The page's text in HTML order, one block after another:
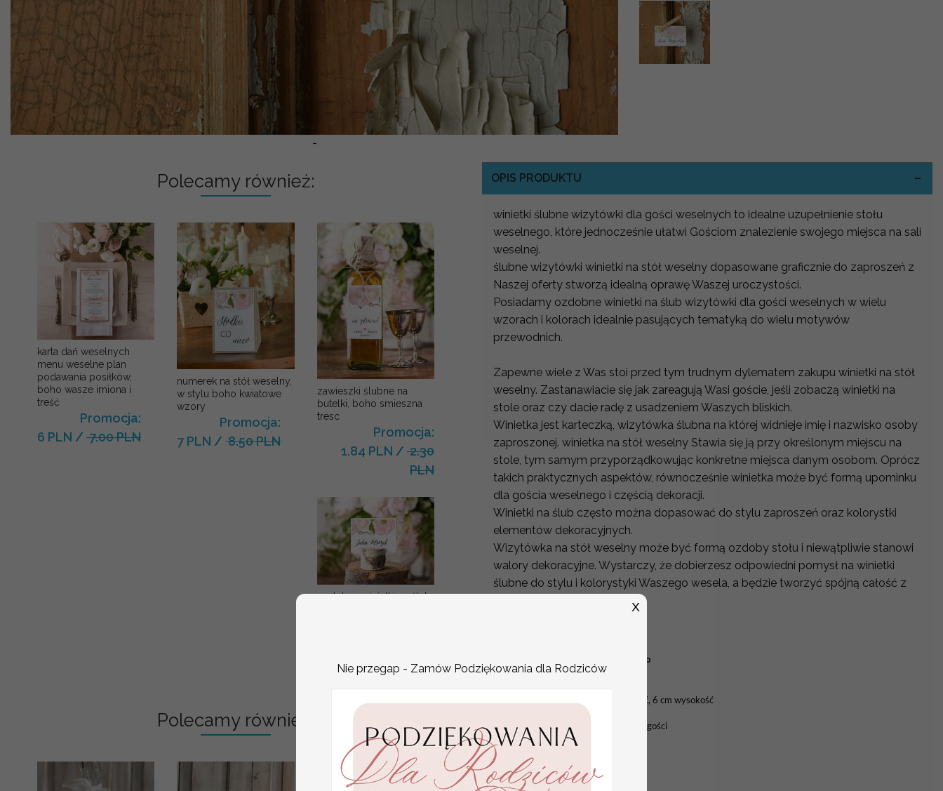
-
Polecamy również:
karta dań weselnych
menu weselne plan
podawania posiłków,
boho wasze imiona i
treść
Promocja:
6 PLN / 7.00 PLN
numerek na stół weselny,
w stylu boho kwiatowe
wzory
Promocja:
7 PLN /8.50 PLN
zawieszki ślubne na
butelki, boho smieszna
tresc
Promocja:
1.84 PLN / 2.30
PLN
ozdobne winietki na ślub
Polecamy również:
OPIS PRODUKTU
winietki ślubne wizytówki dla gości weselnych to idealne uzupełnienie stołu
weselnego, które jednocześnie ułatwi Gościom znalezienie swojego miejsca na sali
weselnej.
ślubne wizytówki winietki na stół weselny dopasowane graficznie do zaproszeń z
Naszej oferty stworzą idealną oprawę Waszej uroczystości.
Posiadamy ozdobne winietki na ślub wizytówki dla gości weselnych w wielu
wzorach i kolorach idealnie pasujących tematyką do wielu motywów
przewodnich.
Zapewne wiele z Was stoi przed tym trudnym dylematem zakupu winietki na stół
weselny. Zastanawiacie się jak zareagują Wasi goście, jeśli zobaczą winietki na
stole oraz czy dacie radę z usadzeniem Waszych bliskich.
Winietka jest karteczką, wizytówka ślubna na której widnieje imię i nazwisko osoby
zaproszonej. winietka na stół weselny Stawia się ją przy określonym miejscu na
stole, tym samym przyporządkowując konkretne miejsca danym osobom. Oprócz
takich praktycznych aspektów, równocześnie winietka może być formą upominku
dla gościa weselnego i częścią dekoracji.
Winietki na ślub często można dopasować do stylu zaproszeń oraz kolorystki
elementów dekoracyjnych.
Wizytówka na stół weselny może być formą ozdoby stołu i niewątpliwie stanowi
walory dekoracyjne. Wystarczy, że dobierzesz odpowiedni pomysł na winietki
ślubne do stylu i kolorystyki Waszego wesela, a będzie tworzyć spójną całość z
Proste winietki z grafikami w stylu biho
9cm szerokość, 6 cm wysokość
W cenie: winietka z nadrukiem danych gości
Minimalna ilość: 20 sztuk
Nie przegap - Zamów Podziękowania dla Rodziców
X